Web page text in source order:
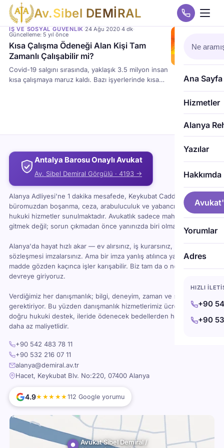
Av.Sibel DEMİRAL
Ana Sayfa
Hizmetler
Alanya
Yazılar
Hakkımda
Yorumlar
Adres
HIZLI
+90
+90
İŞ VE SOSYAL GÜVENLIK·24 Ağu 2020·4 dk·
Güncelleme: 5 yıl önce
Kısa Çalışma Ödeneği Alan Kişi Tam
Zamanlı Çalışabilir mi?
Covid-19 salgını sırasında, yaklaşık 3.5 milyon insan
kısa çalışmaya maruz kaldı. Bazı işyerlerinde kısa
yasal hakları nelerdir?
Antalya Barosu Onaylı Avukat
Av. Sibel Demiral Görgülü · 4193 →
Alanya Adliyesi'ne 1 dakika mesafede, Keykubat Caddesi'ndeki
büromuzdan boşanma, ceza, arabuluculuk ve yabancı uyruklu
hukuki hizmetler sunulmaktadır. Avukatlık sadece mahkemeye
gitmek değil; sorun çıkmadan önce yanınızda biri olması demektir.
Alanya'da hayat hızlı akar — ev alırsınız, iş kurarsınız, kira
sözleşmesi imzalarsınız. Ama bir imza yanlış atılınca ya da bir
madde gözden kaçınca işler karışabilir. Biz tam da o noktada
devreye giriyoruz.
Verdiğimiz her danışmanlık; bilgi, deneyim, zaman ve sorumluluk
gerektiriyor. Bu yüzden danışmanlık hizmetlerimiz ücretlidir — ama
doğru hukuki destek, ileride ödenecek bedellerden her zaman
daha az maliyetlidir.
+90 542 483 78 11
+90 532 216 07 11
alanya@demiral.av.tr
Hacet, Keykubat Blv. No:220, 07400 Alanya
4.9★★★★★112 Google yorumu
Avukat Sibel Demiral /